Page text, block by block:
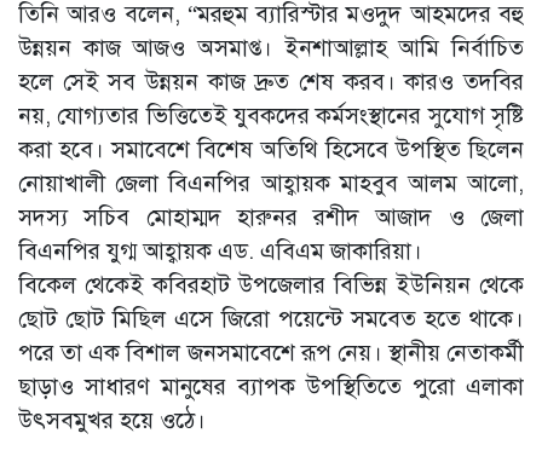
তিনি আরও বলেন, “মরহুম ব্যারিস্টার মওদুদ আহমদের বহু
উন্নয়ন কাজ আজও অসমাপ্ত। ইনশাআল্লাহ আমি নির্বাচিত
হলে সেই সব উন্নয়ন কাজ দ্রুত শেষ করব। কারও তদবির
নয়, যোগ্যতার ভিত্তিতেই যুবকদের কর্মসংস্থানের সুযোগ সৃষ্টি
করা হবে। সমাবেশে বিশেষ অতিথি হিসেবে উপস্থিত ছিলেন
নোয়াখালী জেলা বিএনপির আহ্বায়ক মাহবুব আলম আলো,
সদস্য সচিব মোহাম্মদ হারুনর রশীদ আজাদ ও জেলা
বিএনপির যুগ্ম আহ্বায়ক এড. এবিএম জাকারিয়া।
বিকেল থেকেই কবিরহাট উপজেলার বিভিন্ন ইউনিয়ন থেকে
ছোট ছোট মিছিল এসে জিরো পয়েন্টে সমবেত হতে থাকে।
পরে তা এক বিশাল জনসমাবেশে রূপ নেয়। স্থানীয় নেতাকর্মী
ছাড়াও সাধারণ মানুষের ব্যাপক উপস্থিতিতে পুরো এলাকা
উৎসবমুখর হয়ে ওঠে।